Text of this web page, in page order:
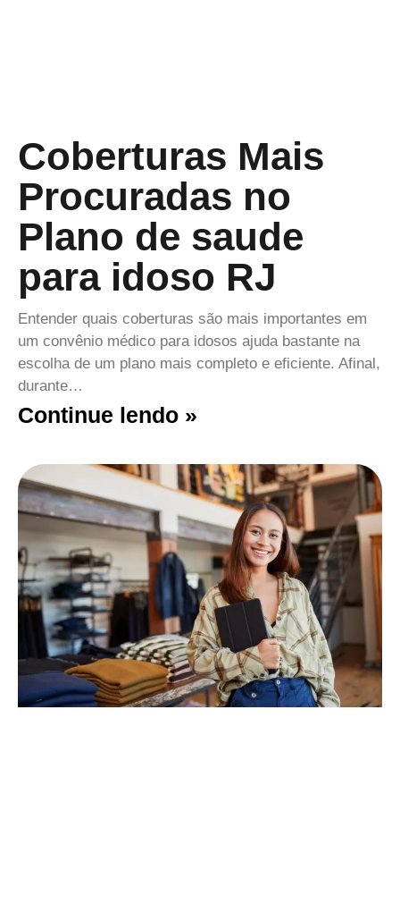
Coberturas Mais
Procuradas no
Plano de saude
para idoso RJ
Entender quais coberturas são mais importantes em
um convênio médico para idosos ajuda bastante na
escolha de um plano mais completo e eficiente. Afinal,
durante…
Continue lendo »